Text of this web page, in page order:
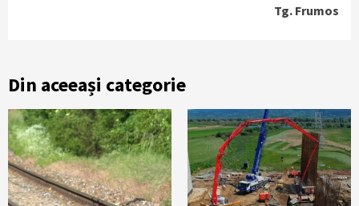
Tg. Frumos
Din aceeași categorie